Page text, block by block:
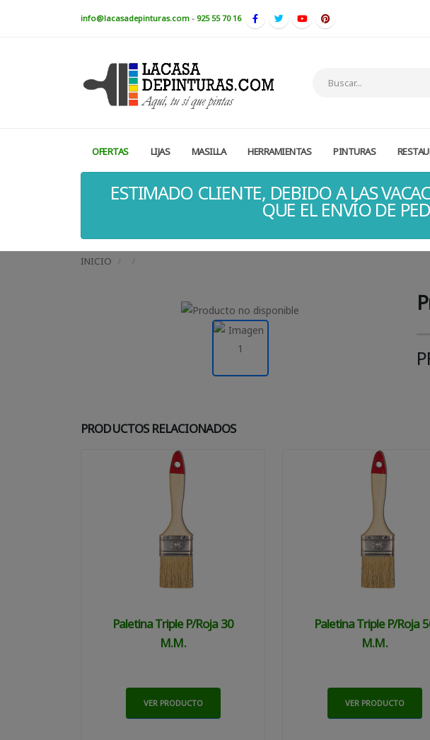
info@lacasadepinturas.com - 925 55 70 16
OFERTAS LIJAS MASILLA HERRAMIENTAS PINTURAS
ESTIMADO CLIENTE, DEBIDO A LAS
QUE EL ENVÍO DE
INICIO
PRODUCTOS RELACIONADOS
Paletina Triple P/roja 30
M.m.
VER PRODUCTO
Paletina Triple P/roja
M.m.
VER PRODUCTO